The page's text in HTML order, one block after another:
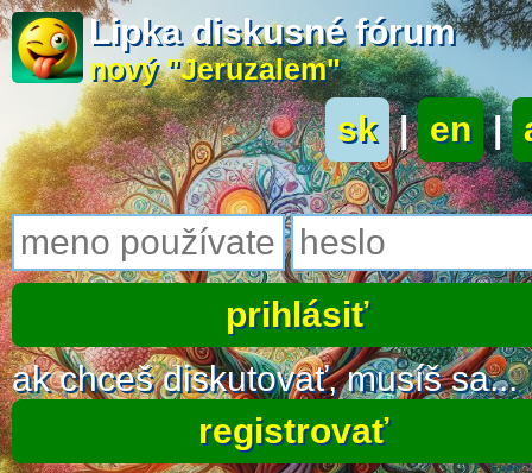
Lipka diskusné fórum
nový "Jeruzalem"
sk | en |
ak chceš diskutovať, musíš sa...
registrovať